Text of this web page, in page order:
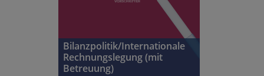
Bilanzpolitik/Internationale
Rechnungslegung (mit
Betreuung)